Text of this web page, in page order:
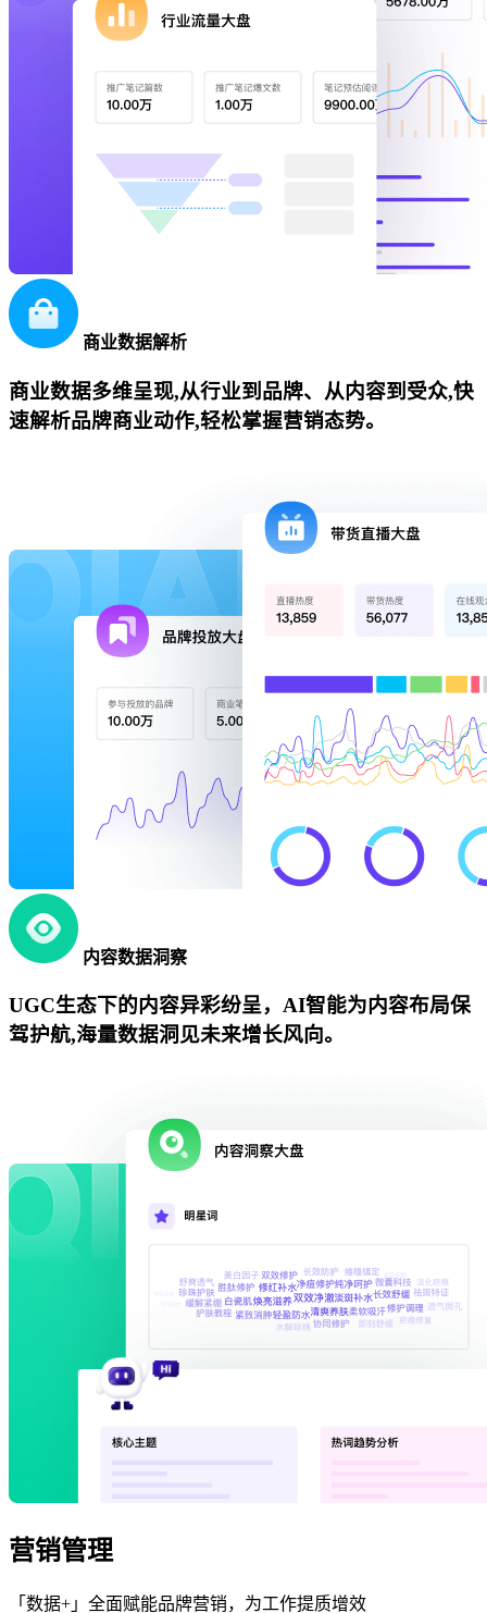
商业数据解析
商业数据多维呈现,从行业到品牌、从内容到受众,快
速解析品牌商业动作,轻松掌握营销态势。
内容数据洞察
UGC生态下的内容异彩纷呈，AI智能为内容布局保
驾护航,海量数据洞见未来增长风向。
营销管理
「数据+」全面赋能品牌营销，为工作提质增效